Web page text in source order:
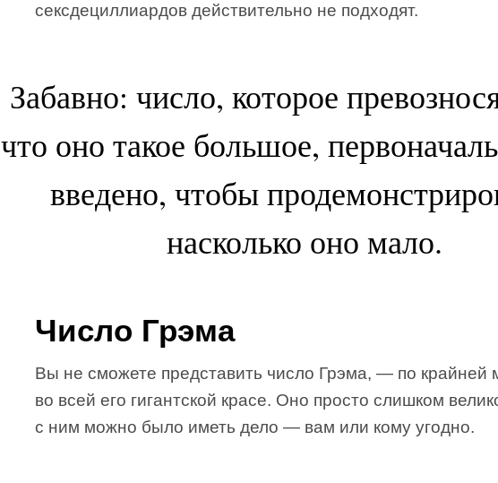
сексдециллиардов действительно не подходят.
Забавно: число, которое
что оно такое большое,
введено, чтобы
насколько оно мало.
Число Грэма
Вы не сможете представить число Грэма, — по крайней
во всей его гигантской красе. Оно просто слишком
с ним можно было иметь дело — вам или кому угодно.